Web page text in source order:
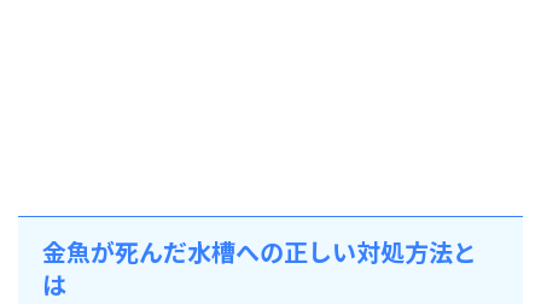
金魚が死んだ水槽への正しい対処方法と
は